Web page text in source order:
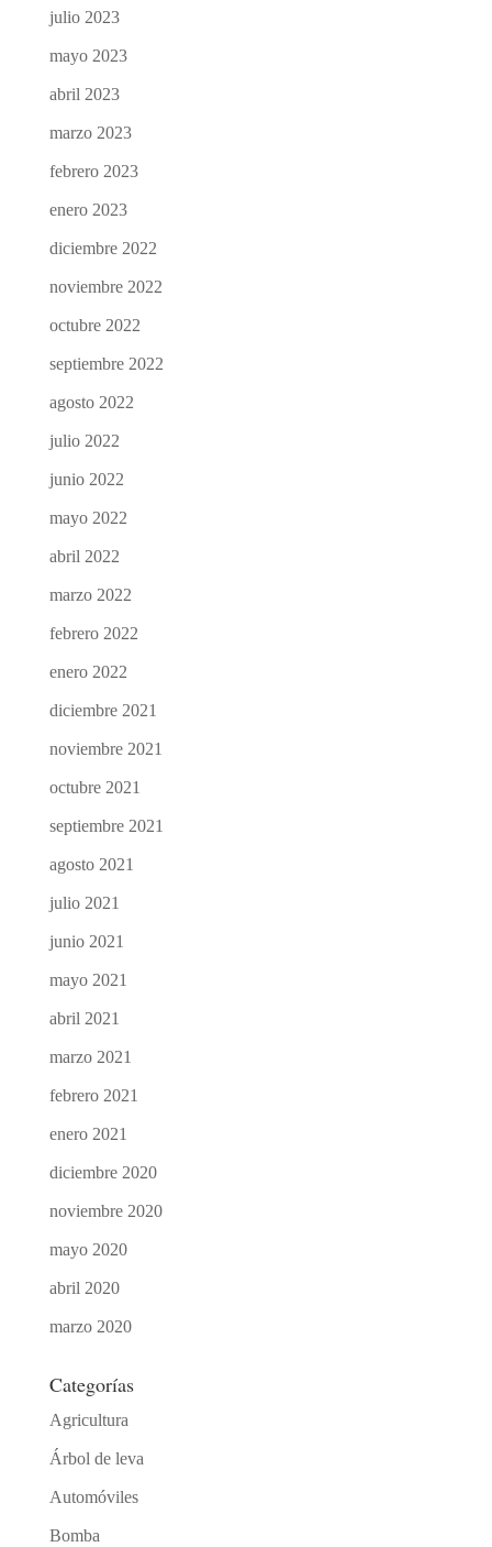
julio 2023
mayo 2023
abril 2023
marzo 2023
febrero 2023
enero 2023
diciembre 2022
noviembre 2022
octubre 2022
septiembre 2022
agosto 2022
julio 2022
junio 2022
mayo 2022
abril 2022
marzo 2022
febrero 2022
enero 2022
diciembre 2021
noviembre 2021
octubre 2021
septiembre 2021
agosto 2021
julio 2021
junio 2021
mayo 2021
abril 2021
marzo 2021
febrero 2021
enero 2021
diciembre 2020
noviembre 2020
mayo 2020
abril 2020
marzo 2020
Categorías
Agricultura
Árbol de leva
Automóviles
Bomba